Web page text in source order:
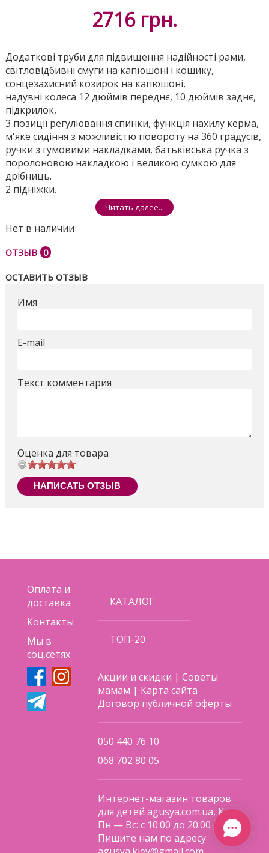
2716 грн.
Додаткові труби для підвищення надійності рами,
світловідбивні смуги на капюшоні і кошику,
сонцезахисний козирок на капюшоні,
надувні колеса 12 дюймів переднє, 10 дюймів заднє,
підкрилок,
3 позиції регулювання спинки, функція нахилу керма,
м'яке сидіння з можливістю повороту на 360 градусів,
ручки з гумовими накладками, батьківська ручка з
поролоновою накладкою і великою сумкою для
дрібниць.
2 підніжки.
Розміри ящика - 64 * 33 * 41см
Поделиться
Читать далее...
Нет в наличии
ОТЗЫВ 0
ОСТАВИТЬ ОТЗЫВ
Имя
E-mail
Текст комментария
Оценка для товара
НАПИСАТЬ ОТЗЫВ
Оплата и
доставка
Контакты
Мы в
соц.сетях
КАТАЛОГ
ТОП-20
Акции и скидки |Советы
мамам | Карта сайта
Договор публичной оферты
050 440 76 10
068 702 80 05
Интернет-магазин товаров
для детей agusya.com.ua, Киев
Пн — Вс: с 10:00 до 20:00
Пишите нам по адресу